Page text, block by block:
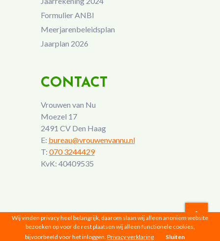
Formulier ANBI
Meerjarenbeleidsplan
Jaarplan 2026
CONTACT
Vrouwen van Nu
Moezel 17
2491 CV Den Haag
E: bureau@vrouwenvannu.nl
T: 070 3244429
KvK: 40409535
Vrouwen van Nu © 2026 |Privacyverklaring
Wij vinden privacy heel belangrijk, daarom slaan wij alleen anoniem website
bezoeken op voor de rest plaatsen wij alleen functionele cookies,
bijvoorbeeld voor het inloggen. Privacy verklaring Sluiten